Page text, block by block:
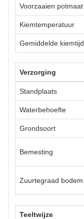
Voorzaaien potmaat
Kiemtemperatuur
Gemiddelde kiemtijd
Verzorging
Standplaats
Waterbehoefte
Grondsoort
Bemesting
Zuurtegraad bodem
Teeltwijze